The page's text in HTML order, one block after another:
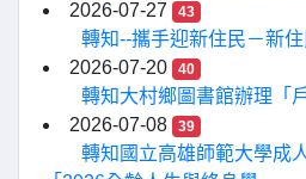
2026-07-27
43
轉知--攜手迎新住民－新
2026-07-20
40
轉知大村鄉圖書館辦理「
2026-07-08
39
轉知國立高雄師範大學成